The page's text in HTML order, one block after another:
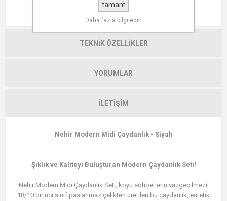
AÇIKLAMA
TEKNIK ÖZELLIKLER
YORUMLAR
İLETIŞIM
Nehir Modern Midi Çaydanlık - Siyah
Şıklık ve Kaliteyi Buluşturan Modern Çaydanlık Seti!
Nehir Modern Midi Çaydanlık Seti, koyu sohbetlerin vazgeçilmezi!
18/10 birinci sınıf paslanmaz çelikten üretilen bu çaydanlık, estetik
tamam
Daha fazla bilgi edin